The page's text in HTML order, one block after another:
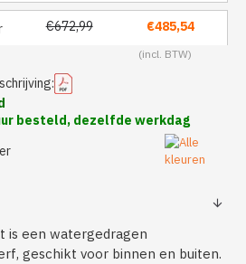
besteld, dezelfde werkdag
€672,99 €485,54
is een watergedragen
geschikt voor binnen en buiten.